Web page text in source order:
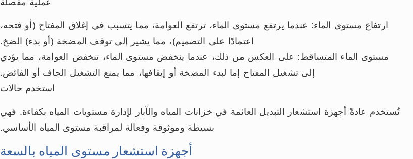
عملية مفصلة
ارتفاع مستوى الماء: عندما يرتفع مستوى الماء، ترتفع العوامة، مما يتسبب في إغلاق المفتاح (أو فتحه،
اعتمادًا على التصميم)، مما يشير إلى توقف المضخة (أو بدء) الضخ.
مستوى الماء المتساقط: على العكس من ذلك، عندما ينخفض مستوى الماء، تنخفض العوامة، مما يؤدي
إلى تشغيل المفتاح إما لبدء المضخة أو إيقافها، مما يمنع التشغيل الجاف أو الفائض.
استخدم حالات
تُستخدم عادةً أجهزة استشعار التبديل العائمة في خزانات المياه والآبار لإدارة مستويات المياه بكفاءة. فهي
بسيطة وموثوقة وفعالة لمراقبة مستوى المياه الأساسي.
أجهزة استشعار مستوى المياه بالسعة